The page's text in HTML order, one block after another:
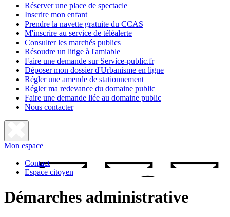
Réserver une place de spectacle
Inscrire mon enfant
Prendre la navette gratuite du CCAS
M'inscrire au service de téléalerte
Consulter les marchés publics
Résoudre un litige à l'amiable
Faire une demande sur Service-public.fr
Déposer mon dossier d'Urbanisme en ligne
Régler une amende de stationnement
Régler ma redevance du domaine public
Faire une demande liée au domaine public
Nous contacter
Fermer
la
Mon espace
Contact
Espace citoyen
Démarches administrative